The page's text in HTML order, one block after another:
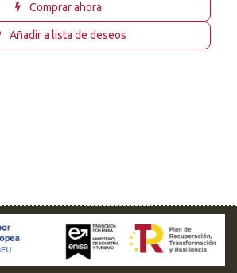
Comprar ahora
Añadir a lista de deseos